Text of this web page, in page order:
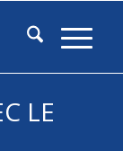
LE